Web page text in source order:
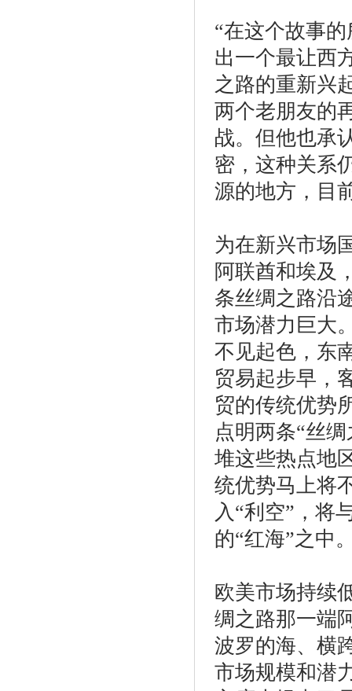
“在这个故事
出一个最让西
之路的重新兴
两个老朋友的
战。但他也承
密，这种关系
源的地方，目
为在新兴市场
阿联酋和埃及
条丝绸之路沿
市场潜力巨大
不见起色，东
贸易起步早，
贸的传统优势
点明两条“丝
堆这些热点地
统优势马上将
入“利空”，将
的“红海”之中
欧美市场持续
绸之路那一端
波罗的海、横
市场规模和潜